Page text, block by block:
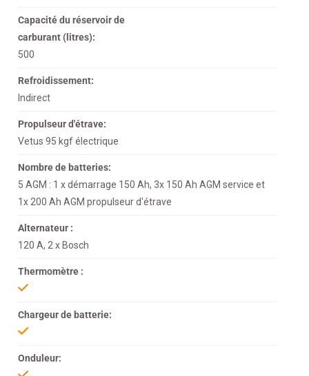
Capacité du réservoir de
carburant (litres):
500
Refroidissement:
Indirect
Propulseur d'étrave:
Vetus 95 kgf électrique
Nombre de batteries:
5 AGM : 1 x démarrage 150 Ah, 3x 150 Ah AGM service et
1x 200 Ah AGM propulseur d'étrave
Alternateur :
120 A, 2 x Bosch
Thermomètre :
Chargeur de batterie:
Onduleur: